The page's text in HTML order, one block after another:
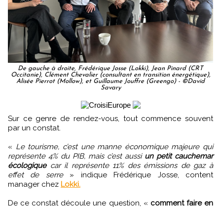
De gauche à droite, Frédérique Josse (Lokki), Jean Pinard (CRT
Occitanie), Clément Chevalier (consultant en transition énergétique),
Alisée Pierrot (Mollow), et Guillaume Jouffre (Greengo) - ©David
Savary
Sur ce genre de rendez-vous, tout commence souvent
par un constat.
« Le tourisme, c’est une manne économique majeure qui
représente 4% du PIB, mais c’est aussi un petit cauchemar
écologiquecar il représente 11% des émissions de gaz à
effet de serre» indique Frédérique Josse, content
manager chez Lokki.
De ce constat découle une question, « comment faire en